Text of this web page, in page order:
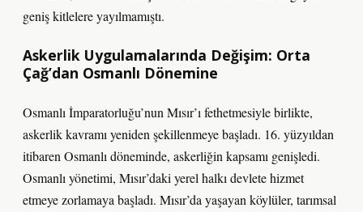
geniş kitlelere yayılmamıştı.
Askerlik Uygulamalarında Değişim: Orta
Çağ’dan Osmanlı Dönemine
Osmanlı İmparatorluğu’nun Mısır’ı fethetmesiyle birlikte,
askerlik kavramı yeniden şekillenmeye başladı. 16. yüzyıldan
itibaren Osmanlı döneminde, askerliğin kapsamı genişledi.
Osmanlı yönetimi, Mısır’daki yerel halkı devlete hizmet
etmeye zorlamaya başladı. Mısır’da yaşayan köylüler, tarımsal